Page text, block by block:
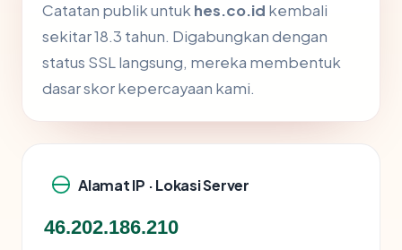
Catatan publik untukhes.co.id kembali
sekitar 18.3 tahun. Digabungkan dengan
status SSL langsung, mereka membentuk
dasar skor kepercayaan kami.
Alamat IP · Lokasi Server
46.202.186.210